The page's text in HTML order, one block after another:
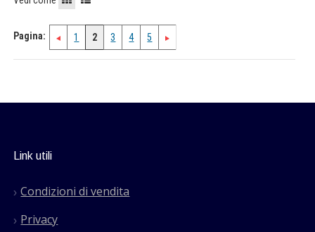
Pagina: 1 2 3 4 5
Link utili
Condizioni di vendita
Privacy